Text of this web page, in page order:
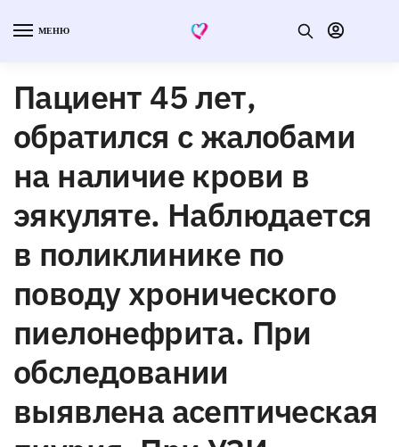
МЕНЮ
Пациент 45 лет,
обратился с жалобами
на наличие крови в
эякуляте. Наблюдается
в поликлинике по
поводу хронического
пиелонефрита. При
обследовании
выявлена асептическая